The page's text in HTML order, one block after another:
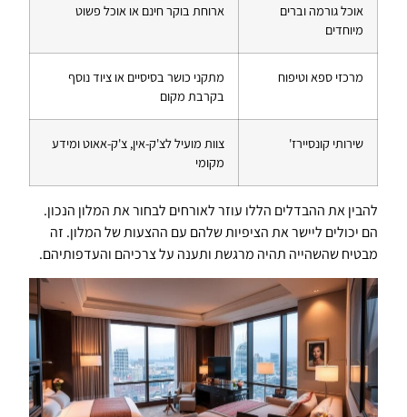
אוכל גורמה וברים
מיוחדים
ארוחת בוקר חינם או אוכל פשוט
מרכזי ספא וטיפוח
מתקני כושר בסיסיים או ציוד נוסף
בקרבת מקום
שירותי קונסיירז'
צוות מועיל לצ'ק-אין, צ'ק-אאוט ומידע
מקומי
להבין את ההבדלים הללו עוזר לאורחים לבחור את המלון הנכון.
הם יכולים ליישר את הציפיות שלהם עם ההצעות של המלון. זה
מבטיח שהשהייה תהיה מרגשת ותענה על צרכיהם והעדפותיהם.